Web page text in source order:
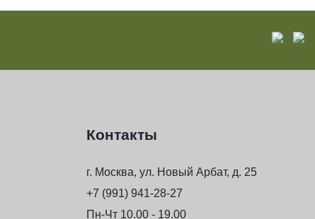
Контакты
г. Москва, ул. Новый Арбат, д. 25
+7 (991) 941-28-27
Пн-Чт 10.00 - 19.00